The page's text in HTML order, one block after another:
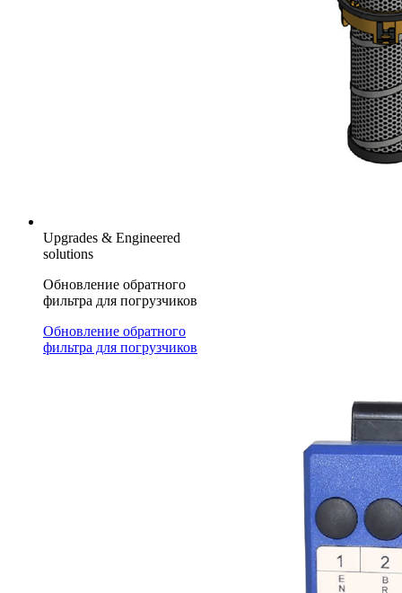
Upgrades & Engineered
solutions
Обновление обратного
фильтра для погрузчиков
Обновление обратного
фильтра для погрузчиков